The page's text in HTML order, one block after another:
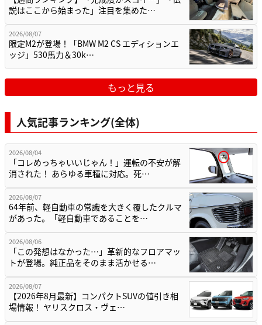
説はここから始まった」注目を集めた…
2026/08/07
限定M2が登場！「BMW M2 CS エディションエ
ッジ」530馬力＆30k…
もっと見る
人気記事ランキング(全体)
2026/08/04
「コレめっちゃいいじゃん！」運転の不安が解
消された！ あらゆる車種に対応。死…
2026/08/07
64年前、軽自動車の常識を大きく覆したクルマ
があった。「軽自動車であることを…
2026/08/06
「この発想はなかった…」革新的なフロアマッ
トが登場。純正品をそのまま活かせる…
2026/08/07
【2026年8月最新】コンパクトSUVの値引き相
場情報！ ヤリスクロス・ヴェ…